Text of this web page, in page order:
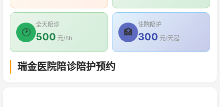
🕑
全天陪诊
500 元/8h
🏥
住院陪护
300 元/天起
瑞金医院陪诊陪护预约